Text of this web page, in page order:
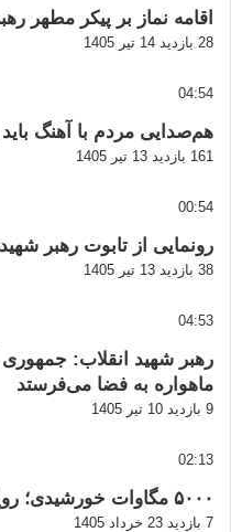
اقامه نماز بر پیکر مطهر
28 بازدید 14 تیر 1405
04:54
هم‌صدایی مردم با آهنگ
161 بازدید 13 تیر 1405
00:54
رونمایی از تابوت رهبر شهید
38 بازدید 13 تیر 1405
04:53
رهبر شهید انقلاب: جمهوری
ماهواره به فضا می‌فرستد
9 بازدید 10 تیر 1405
02:13
۵۰۰۰ مگاوات خورشیدی؛ رویای سبز یا وعده تکراری؟
7 بازدید 23 خرداد 1405